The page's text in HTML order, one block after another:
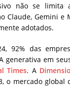
não se limita
Claude, Gemini e
adotados.
92% das
generativa em
Times. A
o mercado global